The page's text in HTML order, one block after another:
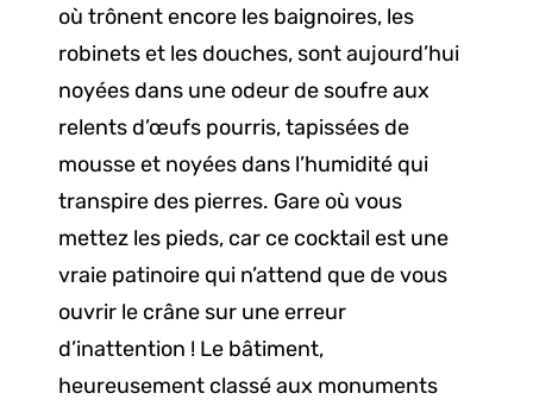
où trônent encore les baignoires, les
robinets et les douches, sont aujourd’hui
noyées dans une odeur de soufre aux
relents d’œufs pourris, tapissées de
mousse et noyées dans l’humidité qui
transpire des pierres. Gare où vous
mettez les pieds, car ce cocktail est une
vraie patinoire qui n’attend que de vous
ouvrir le crâne sur une erreur
d’inattention ! Le bâtiment,
heureusement classé aux monuments